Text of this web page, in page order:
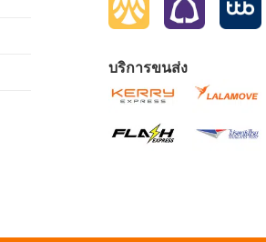
บริการขนส่ง